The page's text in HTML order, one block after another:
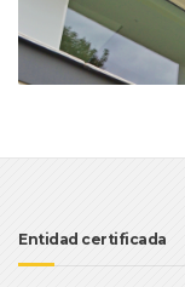
Entidad certificada